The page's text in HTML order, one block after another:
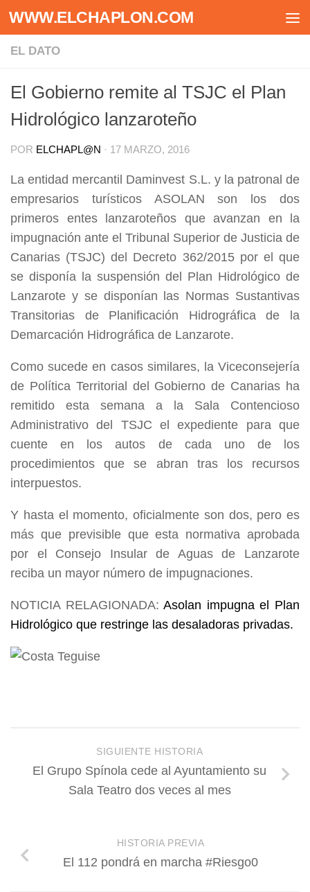
Saltar al contenido
WWW.ELCHAPLON.COM
EL DATO
El Gobierno remite al TSJC el Plan
Hidrológico lanzaroteño
POR ELCHAPL@N · 17 MARZO, 2016
La entidad mercantil Daminvest S.L. y la patronal de
empresarios turísticos ASOLAN son los dos
primeros entes lanzaroteños que avanzan en la
impugnación ante el Tribunal Superior de Justicia de
Canarias (TSJC) del Decreto 362/2015 por el que
se disponía la suspensión del Plan Hidrológico de
Lanzarote y se disponían las Normas Sustantivas
Transitorias de Planificación Hidrográfica de la
Demarcación Hidrográfica de Lanzarote.
Como sucede en casos similares, la Viceconsejería
de Política Territorial del Gobierno de Canarias ha
remitido esta semana a la Sala Contencioso
Administrativo del TSJC el expediente para que
cuente en los autos de cada uno de los
procedimientos que se abran tras los recursos
interpuestos.
Y hasta el momento, oficialmente son dos, pero es
más que previsible que esta normativa aprobada
por el Consejo Insular de Aguas de Lanzarote
reciba un mayor número de impugnaciones.
NOTICIA RELAGIONADA:Asolan impugna el Plan
Hidrológico que restringe las desaladoras privadas.
SIGUIENTE HISTORIA
El Grupo Spínola cede al Ayuntamiento su
Sala Teatro dos veces al mes
HISTORIA PREVIA
El 112 pondrá en marcha #‎Riesgo0